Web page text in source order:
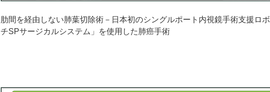
肋間を経由しない肺葉切除術－日本初のシングルポート内視鏡手術支援ロ
チSPサージカルシステム」を使用した肺癌手術